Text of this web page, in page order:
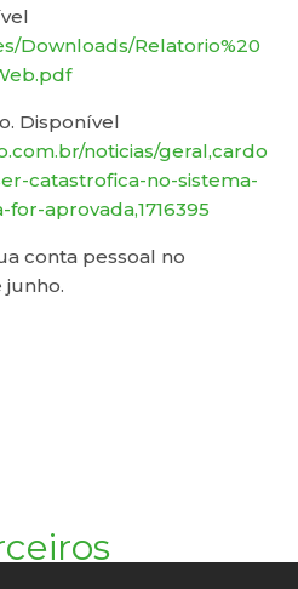
Downloads/Relatorio%20
Disponível
noticias/geral,cardo
catastrofica-no-sistema-
aprovada,1716395
conta pessoal no
junho.